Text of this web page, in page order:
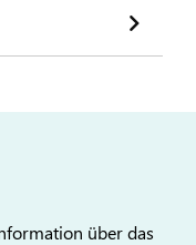
über das